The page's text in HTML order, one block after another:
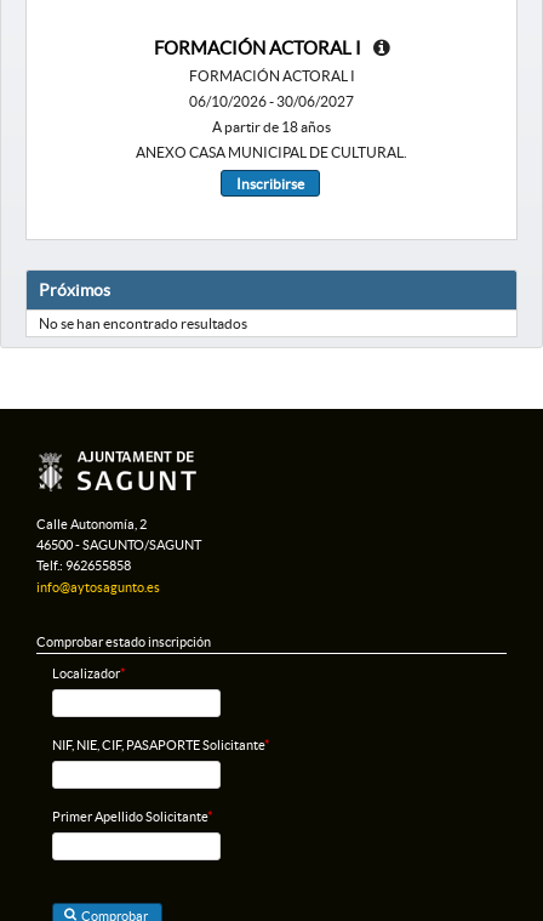
FORMACIÓN ACTORAL I
FORMACIÓN ACTORAL I
06/10/2026 - 30/06/2027
A partir de 18 años
ANEXO CASA MUNICIPAL DE CULTURAL.
Inscribirse
Próximos
No se han encontrado resultados
Calle Autonomía, 2
46500 - SAGUNTO/SAGUNT
Telf.: 962655858
info@aytosagunto.es
Comprobar estado inscripción
Localizador*
NIF, NIE, CIF, PASAPORTE Solicitante*
Primer Apellido Solicitante*
Comprobar